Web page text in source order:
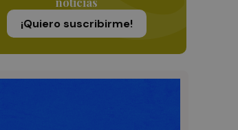
¡Quiero suscribirme!